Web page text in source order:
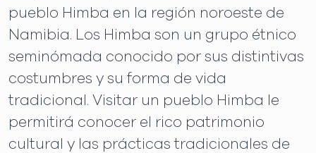
pueblo Himba en la región noroeste de
Namibia. Los Himba son un grupo étnico
seminómada conocido por sus distintivas
costumbres y su forma de vida
tradicional. Visitar un pueblo Himba le
permitirá conocer el rico patrimonio
cultural y las prácticas tradicionales de